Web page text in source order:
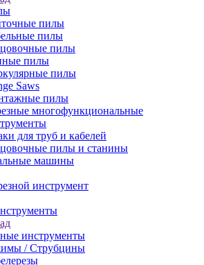
пилы
пилы
пилы
пилы
пилы
Saws
пилы
многофункциональные
для труб и кабелей
пилы и станины
машины
инструмент
инструменты
/ Струбцины